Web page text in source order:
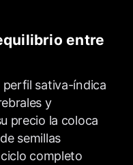
entre
perfil sativa-índica
y
precio la coloca
semillas
completo